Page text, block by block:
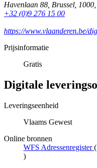
Havenlaan 88, Brussel, 1000,
+32 (0)9 276 15 00
https://www.vlaanderen.be/
Prijsinformatie
Gratis
Digitale
Leveringseenheid
Vlaams Gewest
Online bronnen
WFS Adressenregister (
)